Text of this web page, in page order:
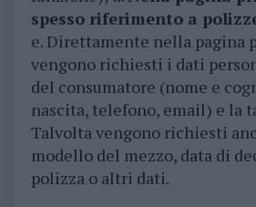
spesso riferimento a
e. Direttamente nella pagina
vengono richiesti i dati
del consumatore (nome e
nascita, telefono, email) e la
Talvolta vengono richiesti
modello del mezzo, data di
polizza o altri dati.